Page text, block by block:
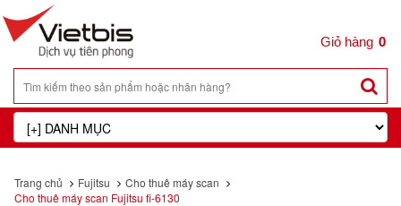
0
Trang chủ Fujitsu
Cho thuê máy scan
Cho thuê máy scan Fujitsu fi-6130